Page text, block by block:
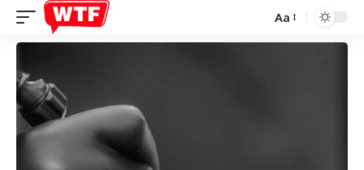
Font
Resizer
Aa